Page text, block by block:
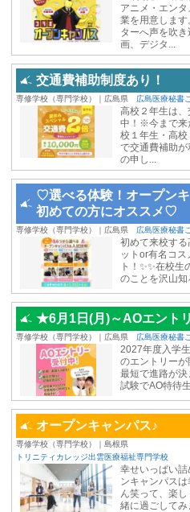
アニメ・エン
業を用意しま
ターへ声を吹
画、デジタ...
交通費補助制度あり！
専修学校（専門学校）｜広島県 広島医療秘書
高校２年生は
中！※今まで来
校１年生・高
で交通費補助
の申し...
♡選べる体験！オープン
初めての方にオススメ♡
専修学校（専門学校）｜広島県 広島医療秘書
初めて来校す
ットor有名コ
ト！✨✨在校
のことを沢山知
★6月1日(月)～AOエント
専修学校（専門学校）｜広島県 広島医療秘書
2027年度入学
のエントリー
最短で進路が
試験でAO特待
オープンキャンパス♪
専修学校（専門学校）｜島根県
トリニティカレッジ出雲医療福祉専門学校
幸せいっぱい
ンキャンパス
ん笑って、楽
緒に過ごして